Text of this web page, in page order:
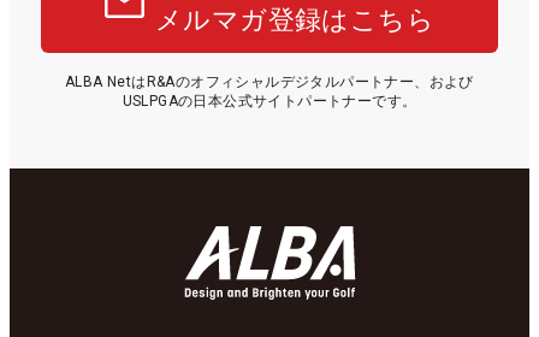
メルマガ登録はこちら
ALBA NetはR&Aのオフィシャルデジタルパートナー、および
USLPGAの日本公式サイトパートナーです。